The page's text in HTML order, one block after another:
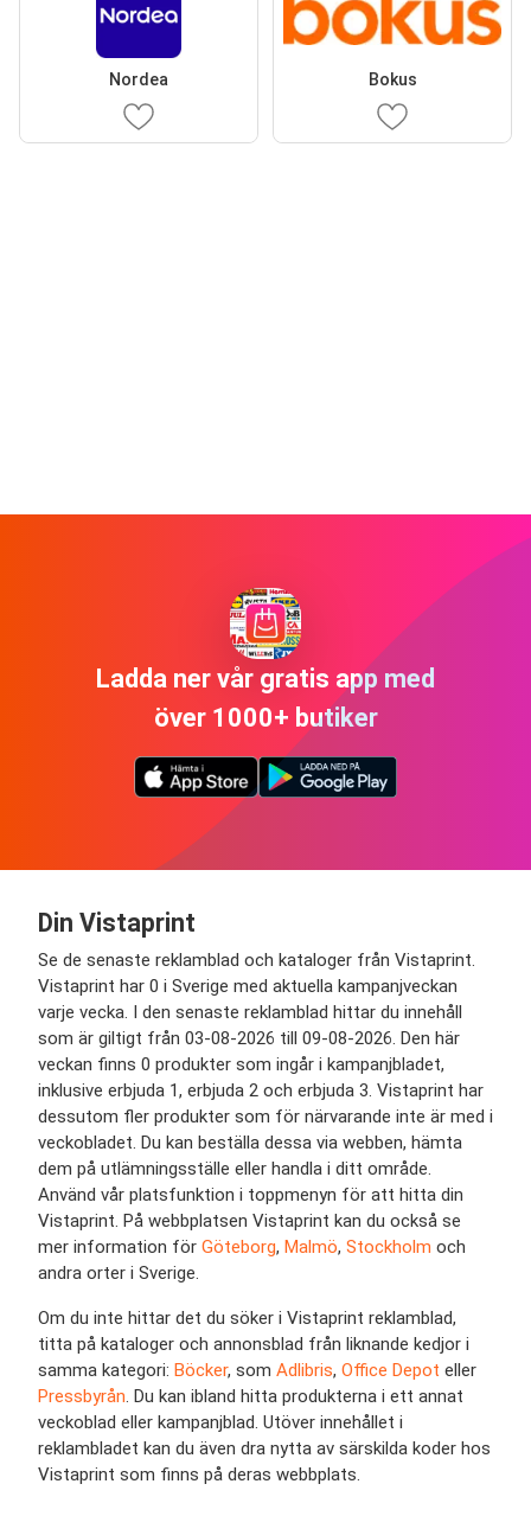
Nordea Bokus
Ladda ner vår gratis app med
över 1000+ butiker
Din Vistaprint
Se de senaste reklamblad och kataloger från Vistaprint.
Vistaprint har 0 i Sverige med aktuella kampanjveckan
varje vecka. I den senaste reklamblad hittar du innehåll
som är giltigt från 03-08-2026 till 09-08-2026. Den här
veckan finns 0 produkter som ingår i kampanjbladet,
inklusive erbjuda 1, erbjuda 2 och erbjuda 3. Vistaprint har
dessutom fler produkter som för närvarande inte är med i
veckobladet. Du kan beställa dessa via webben, hämta
dem på utlämningsställe eller handla i ditt område.
Använd vår platsfunktion i toppmenyn för att hitta din
Vistaprint. På webbplatsen Vistaprint kan du också se
mer information för Göteborg, Malmö, Stockholm och
andra orter i Sverige.
Om du inte hittar det du söker i Vistaprint reklamblad,
titta på kataloger och annonsblad från liknande kedjor i
samma kategori: Böcker, som Adlibris, Office Depot eller
Pressbyrån. Du kan ibland hitta produkterna i ett annat
veckoblad eller kampanjblad. Utöver innehållet i
reklambladet kan du även dra nytta av särskilda koder hos
Vistaprint som finns på deras webbplats.